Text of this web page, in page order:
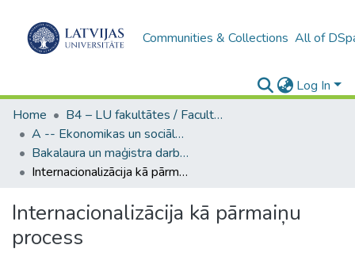
Communities & Collections All of
Log In
Home
B4 – LU fakultātes / Faculties of the UL
A -- Ekonomikas un sociālo zinātņu fakultāte / Faculty of Economics and Social Sciences
Bakalaura un maģistra darbi (ESZF) / Bachelor's and Master's theses
Internacionalizācija kā pārmaiņu process
Internacionalizācija kā pārmaiņu
process